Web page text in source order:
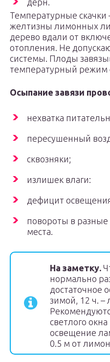
дерн.
Температурные
желтизны лимонных
дерево вдали от
отопления. Не
системы. Плоды
температурный режим
Осыпание завязи
нехватка
пересушенный
сквозняки;
излишек влаги:
дефицит
повороты в
места.
На заметку.
нормально
достаточное
зимой, 12 ч. –
светлого
освещение
0.5 м от